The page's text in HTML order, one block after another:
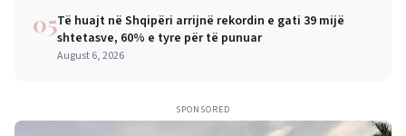
05Të huajt në Shqipëri arrijnë rekordin e gati 39 mijë
shtetasve, 60% e tyre për të punuar
August 6, 2026
SPONSORED